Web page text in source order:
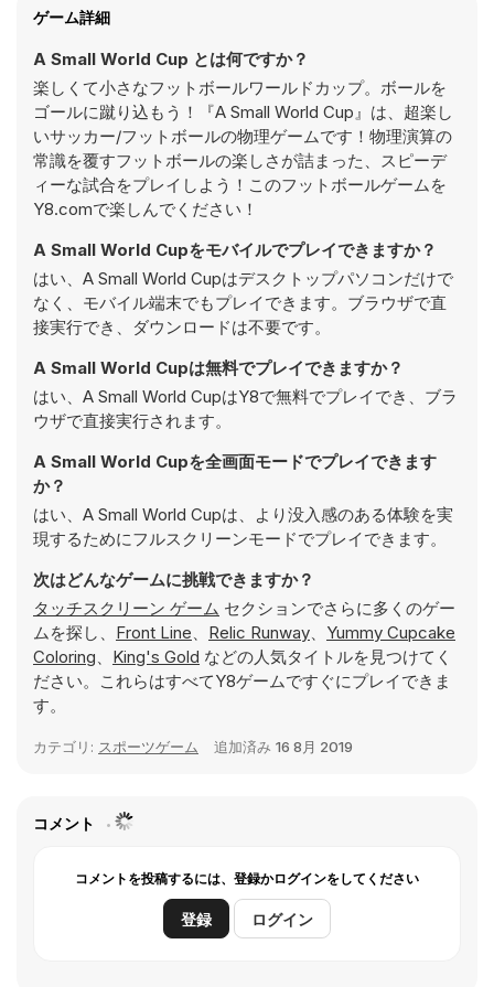
ゲーム詳細
A Small World Cup とは何ですか？
楽しくて小さなフットボールワールドカップ。ボールを
ゴールに蹴り込もう！『A Small World Cup』は、超楽し
いサッカー/フットボールの物理ゲームです！物理演算の
常識を覆すフットボールの楽しさが詰まった、スピーデ
ィーな試合をプレイしよう！このフットボールゲームを
Y8.comで楽しんでください！
A Small World Cupをモバイルでプレイできますか？
はい、A Small World Cupはデスクトップパソコンだけで
なく、モバイル端末でもプレイできます。ブラウザで直
接実行でき、ダウンロードは不要です。
A Small World Cupは無料でプレイできますか？
はい、A Small World CupはY8で無料でプレイでき、ブラ
ウザで直接実行されます。
A Small World Cupを全画面モードでプレイできます
か？
はい、A Small World Cupは、より没入感のある体験を実
現するためにフルスクリーンモードでプレイできます。
次はどんなゲームに挑戦できますか？
タッチスクリーン ゲーム セクションでさらに多くのゲー
ムを探し、 Front Line、 Relic Runway、 Yummy Cupcake
Coloring、 King's Gold などの人気タイトルを見つけてく
ださい。これらはすべてY8ゲームですぐにプレイできま
す。
カテゴリ: スポーツゲーム 追加済み 16 8月 2019
コメント
コメントを投稿するには、登録かログインをしてください
登録 ログイン